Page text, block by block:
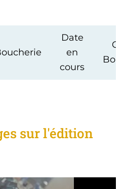
Date
en
cours
sur l'édition